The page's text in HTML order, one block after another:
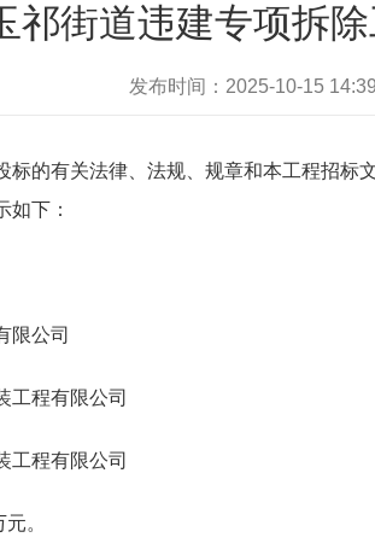
祁街道违建专项拆
发布时间：2025-10-15
有关法律、法规、规章和本工程招标
如下：
公司
程有限公司
程有限公司
。